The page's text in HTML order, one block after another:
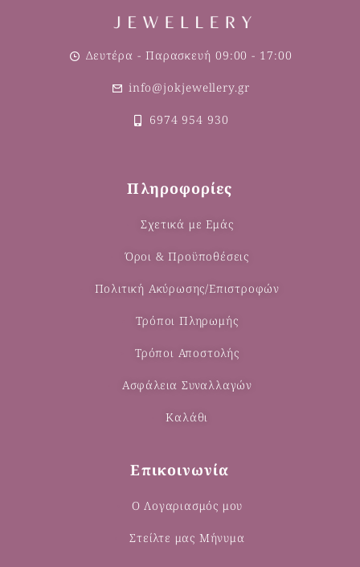
Δευτέρα - Παρασκευή 09:00 - 17:00
info@jokjewellery.gr
6974 954 930
Πληροφορίες
Σχετικά με Εμάς
Όροι & Προϋποθέσεις
Πολιτική Ακύρωσης/Επιστροφών
Τρόποι Πληρωμής
Τρόποι Αποστολής
Ασφάλεια Συναλλαγών
Καλάθι
Επικοινωνία
Ο Λογαριασμός μου
Στείλτε μας Μήνυμα